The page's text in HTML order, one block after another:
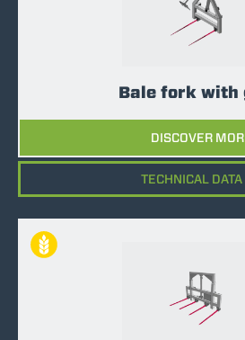
Bale fork with
DISCOVER
TECHNICAL DATA